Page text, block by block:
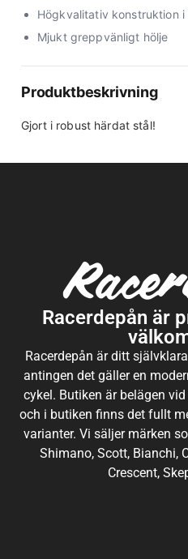
Högkvalitativ konstruktion i
Mjukt greppvänligt hölje
Produktbeskrivning
Gjort i robust härdat stål!
Racerdepån är
Racerdepån är ditt
antingen det gäller en
cykel. Butiken är belägen
och i butiken finns det fullt
varianter. Vi säljer märken
Shimano, Scott, Bianchi,
Crescent,